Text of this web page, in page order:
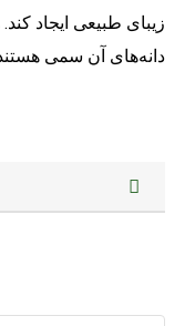
دانه‌های آن سمی